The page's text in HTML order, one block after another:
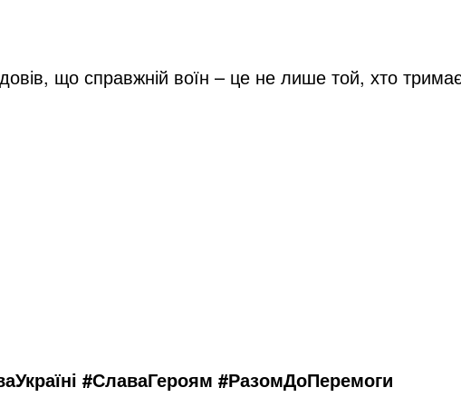
що справжній воїн – це не лише той, хто
#СлаваГероям #РазомДоПеремоги